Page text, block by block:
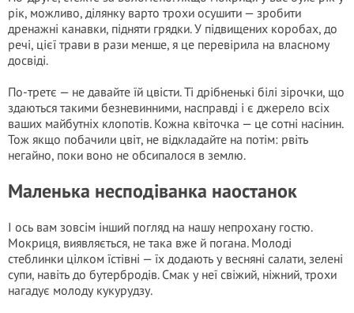
рік, можливо, ділянку варто трохи осушити — зробити
дренажні канавки, підняти грядки. У підвищених коробах, до
речі, цієї трави в рази менше, я це перевірила на власному
досвіді.
По-третє — не давайте їй цвісти. Ті дрібненькі білі зірочки, що
здаються такими безневинними, насправді і є джерело всіх
ваших майбутніх клопотів. Кожна квіточка — це сотні насінин.
Тож якщо побачили цвіт, не відкладайте на потім: рвіть
негайно, поки воно не обсипалося в землю.
Маленька несподіванка наостанок
І ось вам зовсім інший погляд на нашу непрохану гостю.
Мокриця, виявляється, не така вже й погана. Молоді
стеблинки цілком їстівні — їх додають у весняні салати, зелені
супи, навіть до бутербродів. Смак у неї свіжий, ніжний, трохи
нагадує молоду кукурудзу.